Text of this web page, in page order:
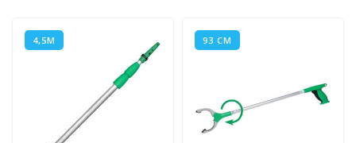
4,5M 93 CM